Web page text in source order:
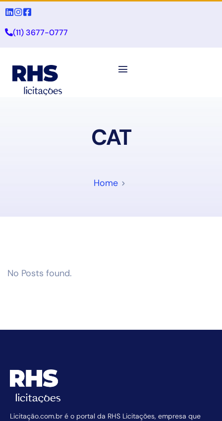
(11) 3677-0777
CAT
Home
No Posts found.
Licitação.com.br é o portal da RHS Licitações, empresa que